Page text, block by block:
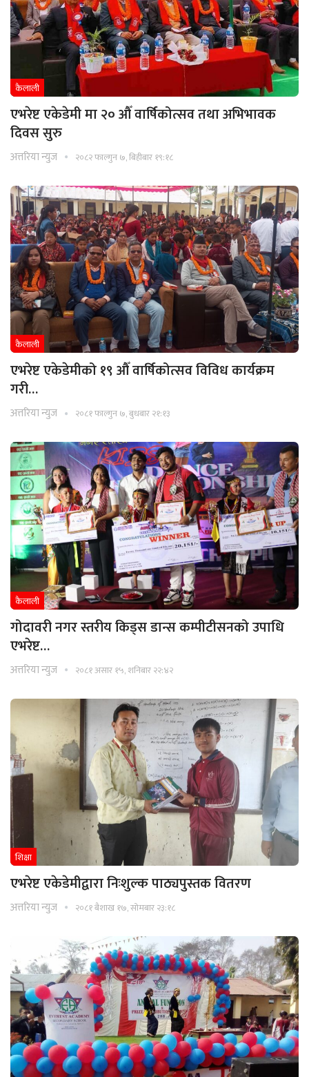
कैलाली
एभरेष्ट एकेडेमी मा २० औँ वार्षिकोत्सव तथा अभिभावक
दिवस सुरु
अत्तरिया न्युज २०८२ फाल्गुन ७, बिहीबार १९:१८
कैलाली
एभरेष्ट एकेडेमीको १९ औँ वार्षिकोत्सव विविध कार्यक्रम
गरी…
अत्तरिया न्युज २०८१ फाल्गुन ७, बुधबार २१:१३
कैलाली
गोदावरी नगर स्तरीय किड्स डान्स कम्पीटीसनको उपाधि
एभरेष्ट…
अत्तरिया न्युज २०८१ असार १५, शनिबार २२:४२
शिक्षा
एभरेष्ट एकेडेमीद्वारा निःशुल्क पाठ्यपुस्तक वितरण
अत्तरिया न्युज २०८१ बैशाख १७, सोमबार २३:१८